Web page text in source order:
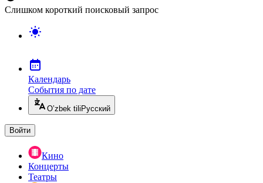
Слишком короткий поисковый запрос
Календарь
События по дате
O’zbek tili Русский
Войти
Кино
Концерты
Театры